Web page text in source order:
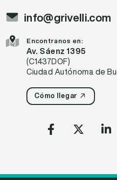
info@grivelli.com
Encontranos en:
Av. Sáenz 1395
(C1437DOF)
Ciudad Autónoma de
Cómo llegar